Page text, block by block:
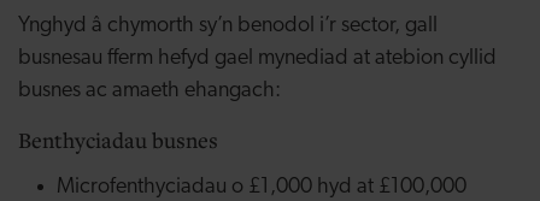
Ynghyd â chymorth sy’n benodol i’r sector, gall
busnesau fferm hefyd gael mynediad at atebion cyllid
busnes ac amaeth ehangach:
Benthyciadau busnes
Microfenthyciadau o £1,000 hyd at £100,000